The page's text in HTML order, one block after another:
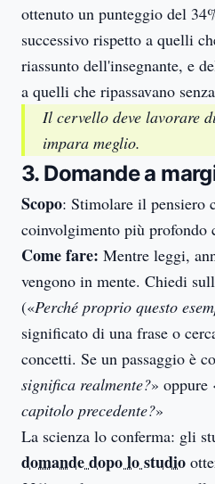
ottenuto un punteggio del
successivo rispetto a quelli
riassunto dell'insegnante, e
a quelli che ripassavano
Il cervello deve lavorare
impara meglio.
3. Domande a
Scopo: Stimolare il pensiero
coinvolgimento più profondo
Come fare: Mentre leggi,
vengono in mente. Chiedi
(«Perché proprio questo
significato di una frase o
concetti. Se un passaggio è
significa realmente?» oppure
capitolo precedente?»
La scienza lo conferma: gli
domande dopo lo studio